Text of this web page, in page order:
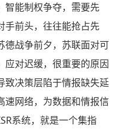
智能制权争夺，需要先
手前头，往往能抢占先
德战争前夕，苏联面对可
应对迟缓，很重要的原因
致决策层陷于情报缺失延
速网络，为数据和情报信
系统，就是一个集指